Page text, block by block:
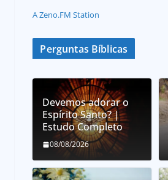
A Zeno.FM Station
Perguntas Bíblicas
Devemos adorar o
Espírito Santo? |
Estudo Completo
08/08/2026